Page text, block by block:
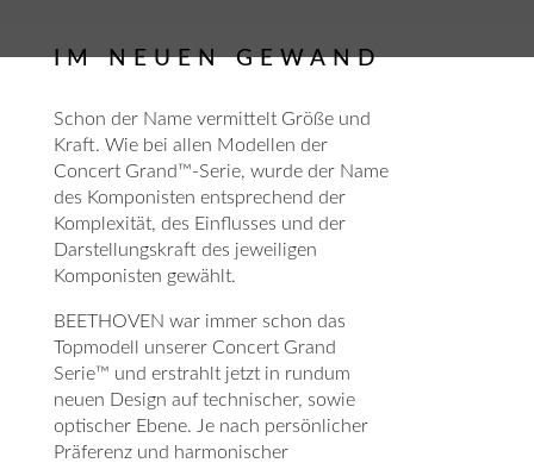
IM NEUEN GEWAND
Schon der Name vermittelt Größe und
Kraft. Wie bei allen Modellen der
Concert Grand™-Serie, wurde der Name
des Komponisten entsprechend der
Komplexität, des Einflusses und der
Darstellungskraft des jeweiligen
Komponisten gewählt.
BEETHOVEN war immer schon das
Topmodell unserer Concert Grand
Serie™ und erstrahlt jetzt in rundum
neuen Design auf technischer, sowie
optischer Ebene. Je nach persönlicher
Präferenz und harmonischer